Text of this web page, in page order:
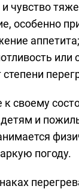
чувство
особенно
аппетита;
или
к своему
детям и
погоду.